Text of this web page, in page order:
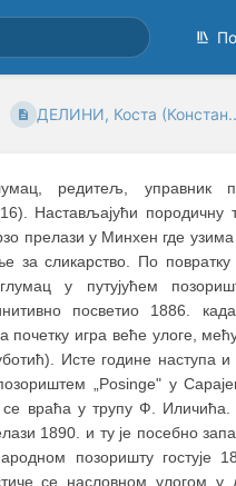
ДЕЛИНИ, Коста
редитељ, управник
Настављајући породичну
прелази у Минхен где
за сликарство. По повратку
у путујућем
посветио 1886.
почетку игра веће улоге,
Исте године наступа
„Posinge" у
враћа у трупу Ф.
1890. и ту је посебно
позоришту гостује
се насловном улогом